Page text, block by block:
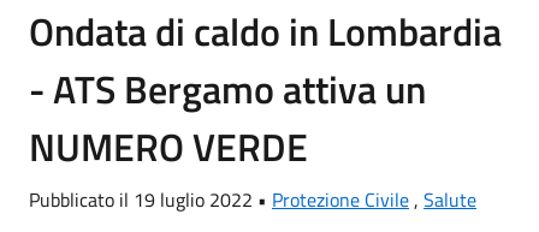
Ondata di caldo in Lombardia
- ATS Bergamo attiva un
NUMERO VERDE
Pubblicato il 19 luglio 2022 • Protezione Civile, Salute